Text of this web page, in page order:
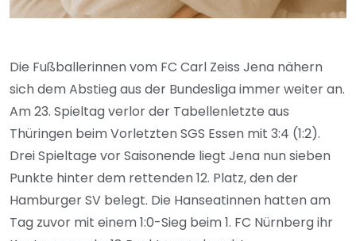
Die Fußballerinnen vom FC Carl Zeiss Jena nähern
sich dem Abstieg aus der Bundesliga immer weiter an.
Am 23. Spieltag verlor der Tabellenletzte aus
Thüringen beim Vorletzten SGS Essen mit 3:4 (1:2).
Drei Spieltage vor Saisonende liegt Jena nun sieben
Punkte hinter dem rettenden 12. Platz, den der
Hamburger SV belegt. Die Hanseatinnen hatten am
Tag zuvor mit einem 1:0-Sieg beim 1. FC Nürnberg ihr